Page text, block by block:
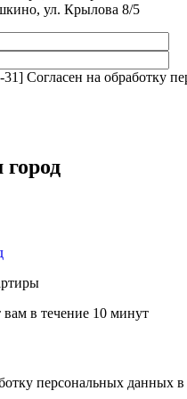
ул. Крылова 8/5
31] Согласен на обработку
в течение 10 минут
персональных данных в